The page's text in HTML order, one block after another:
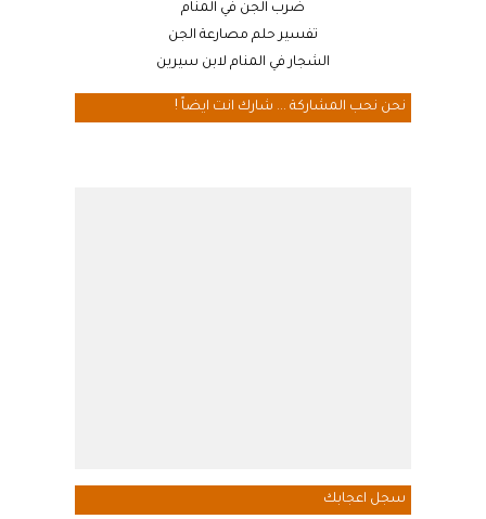
ضرب الجن في المنام
تفسير حلم مصارعة الجن
الشجار في المنام لابن سيرين
نحن نحب المشاركة ... شارك انت ايضاً !
سجل اعجابك